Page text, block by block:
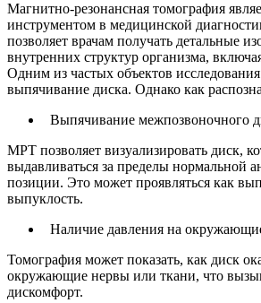
Магнитно-резонансная томография
инструментом в медицинской
позволяет врачам получать детальные
внутренних структур организма,
Одним из частых объектов
выпячивание диска. Однако как
Выпячивание межпозвоночного
МРТ позволяет визуализировать диск,
выдавливаться за пределы нормальной
позиции. Это может проявляться как
выпуклость.
Наличие давления на
Томография может показать, как диск
окружающие нервы или ткани, что
дискомфорт.